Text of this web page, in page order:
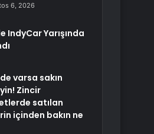
6, 2026
IndyCar Yarışında
varsa sakın
Zincir
satılan
içinden bakın ne